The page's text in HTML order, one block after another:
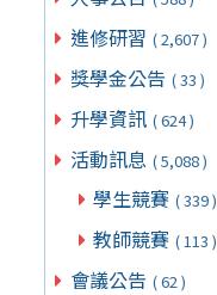
進修研習 ( 2,607 )
獎學金公告 ( 33 )
升學資訊 ( 624 )
活動訊息 ( 5,088 )
學生競賽 ( 339 )
教師競賽 ( 113 )
會議公告 ( 62 )